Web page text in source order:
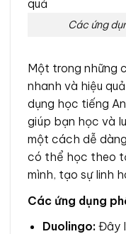
Các ứng
Một trong những
nhanh và hiệu
dụng học tiếng
giúp bạn học và
một cách dễ
có thể học theo
mình, tạo sự linh
Các ứng dụng
Duolingo:Đây